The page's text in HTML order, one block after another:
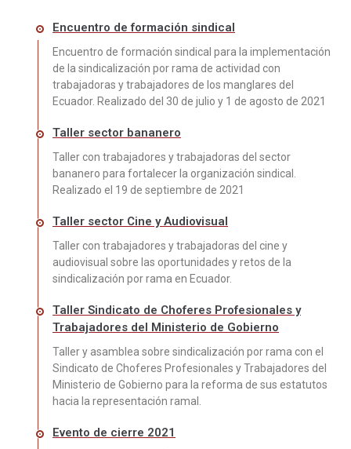
Encuentro de formación sindical
Encuentro de formación sindical para la implementación
de la sindicalización por rama de actividad con
trabajadoras y trabajadores de los manglares del
Ecuador. Realizado del 30 de julio y 1 de agosto de 2021
Taller sector bananero
Taller con trabajadores y trabajadoras del sector
bananero para fortalecer la organización sindical.
Realizado el 19 de septiembre de 2021
Taller sector Cine y Audiovisual
Taller con trabajadores y trabajadoras del cine y
audiovisual sobre las oportunidades y retos de la
sindicalización por rama en Ecuador.
Taller Sindicato de Choferes Profesionales y
Trabajadores del Ministerio de Gobierno
Taller y asamblea sobre sindicalización por rama con el
Sindicato de Choferes Profesionales y Trabajadores del
Ministerio de Gobierno para la reforma de sus estatutos
hacia la representación ramal.
Evento de cierre 2021